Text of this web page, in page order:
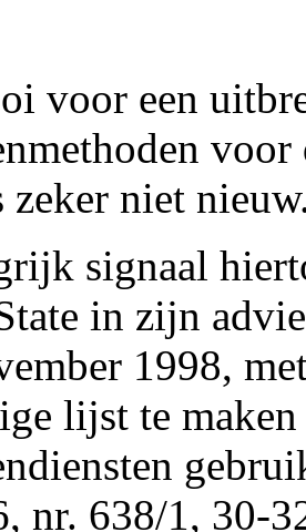
voor een
voor
niet
signaal
in zijn
1998,
lijst te
nr. 638/1, 30-